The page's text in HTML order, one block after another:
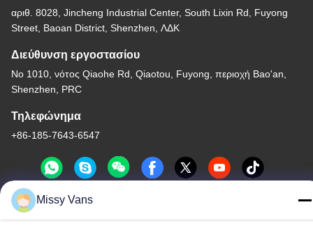
αριθ. 8028, Jincheng Industrial Center, South Lixin Rd, Fuyong
Street, Baoan District, Shenzhen, ΛΔΚ
Διεύθυνση εργοστασίου
Νο 1010, νότος Qiaohe Rd, Qiaotou, Fuyong, περιοχή Bao'an,
Shenzhen, PRC
Τηλεφώνημα
+86-185-7643-6547
Κίνα Καλή ποιότητα Ιαπωνικά μέρη μηχανών Προμηθευτής. -2026
Missy Vans